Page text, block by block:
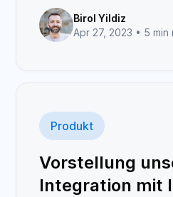
Birol Yildiz
Apr 27, 2023 • 5 min
Produkt
Vorstellung
Integration mit